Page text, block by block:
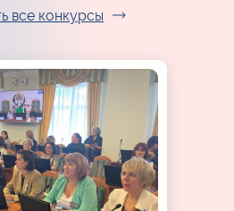
все конкурсы